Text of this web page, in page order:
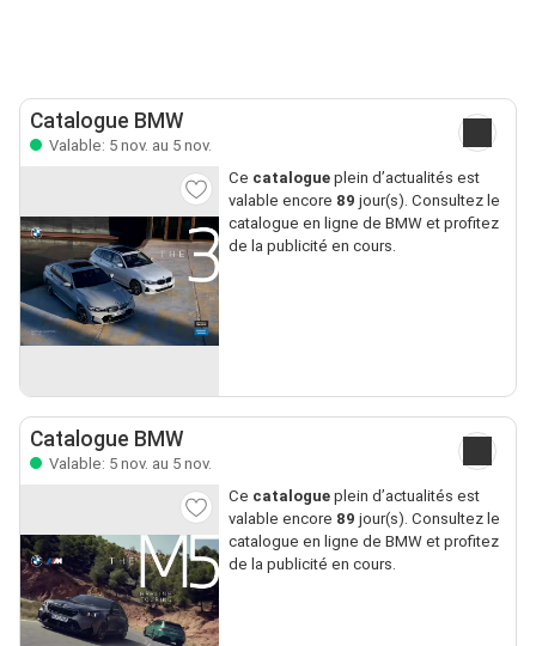
Catalogue BMW
Valable: 5 nov. au 5 nov.
Ce catalogueplein d’actualités est
valable encore 89 jour(s). Consultez le
catalogue en ligne de BMW et profitez
de la publicité en cours.
Catalogue BMW
Valable: 5 nov. au 5 nov.
Ce catalogueplein d’actualités est
valable encore 89 jour(s). Consultez le
catalogue en ligne de BMW et profitez
de la publicité en cours.